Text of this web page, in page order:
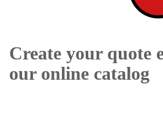
Create your quote
our online catalog